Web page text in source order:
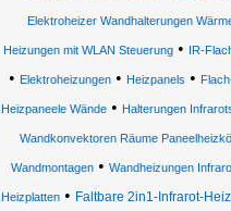
Elektroheizer Wandhalterungen
Heizungen mit WLAN Steuerung • IR-
• Elektroheizungen • Heizpanels •
Heizpaneele Wände• Halterungen
Wandkonvektoren Räume
Wandmontagen • Wandheizungen
Heizplatten • Faltbare 2in1-Infrarot-